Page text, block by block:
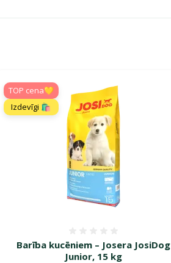
1
Barība kucēniem – Josera JosiDog
Junior, 15 kg
TOP cena💛
Izdevīgi 🛍️